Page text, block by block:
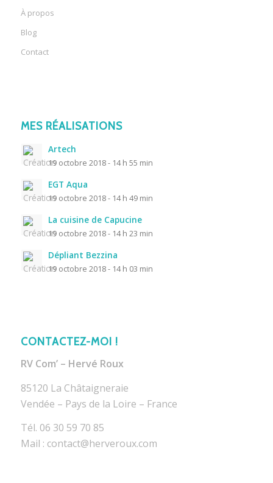
À propos
Blog
Contact
MES RÉALISATIONS
Artech
19 octobre 2018 - 14 h 55 min
EGT Aqua
19 octobre 2018 - 14 h 49 min
La cuisine de Capucine
19 octobre 2018 - 14 h 23 min
Dépliant Bezzina
19 octobre 2018 - 14 h 03 min
CONTACTEZ-MOI !
RV Com’ – Hervé Roux
85120 La Châtaigneraie
Vendée – Pays de la Loire – France
Tél. 06 30 59 70 85
Mail : contact@herveroux.com